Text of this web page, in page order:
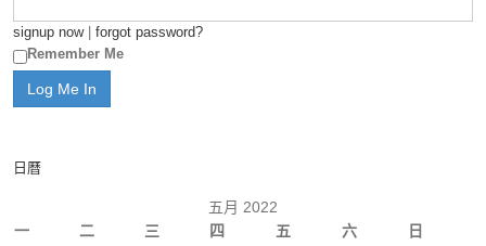
signup now| forgot password?
Remember Me
日曆
五月 2022
一
二 三 四 五 六 日